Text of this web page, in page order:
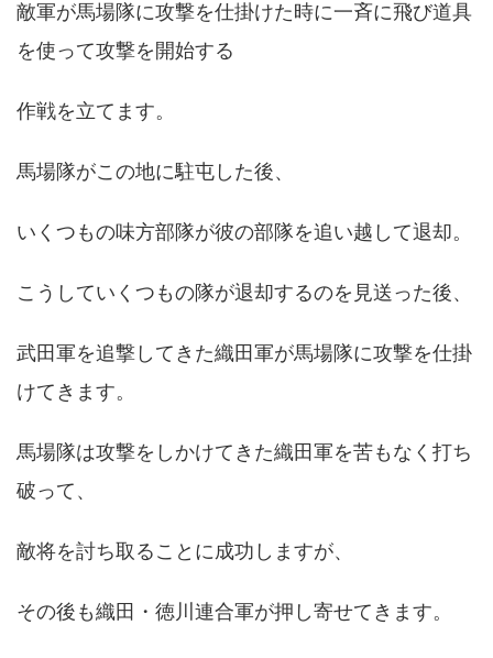
敵軍が馬場隊に攻撃を仕掛けた時に一斉に飛び道具
を使って攻撃を開始する
作戦を立てます。
馬場隊がこの地に駐屯した後、
いくつもの味方部隊が彼の部隊を追い越して退却。
こうしていくつもの隊が退却するのを見送った後、
武田軍を追撃してきた織田軍が馬場隊に攻撃を仕掛
けてきます。
馬場隊は攻撃をしかけてきた織田軍を苦もなく打ち
破って、
敵将を討ち取ることに成功しますが、
その後も織田・徳川連合軍が押し寄せてきます。